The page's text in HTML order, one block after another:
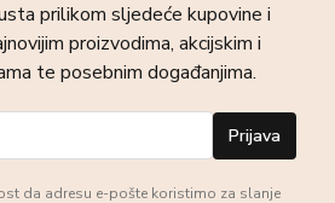
akcijskim i ekskluzivnim
Prijava
prilikom sljedeće kupovine i
proizvodima, akcijskim i
te posebnim događanjima.
Prijava
da adresu e-pošte koristimo za slanje